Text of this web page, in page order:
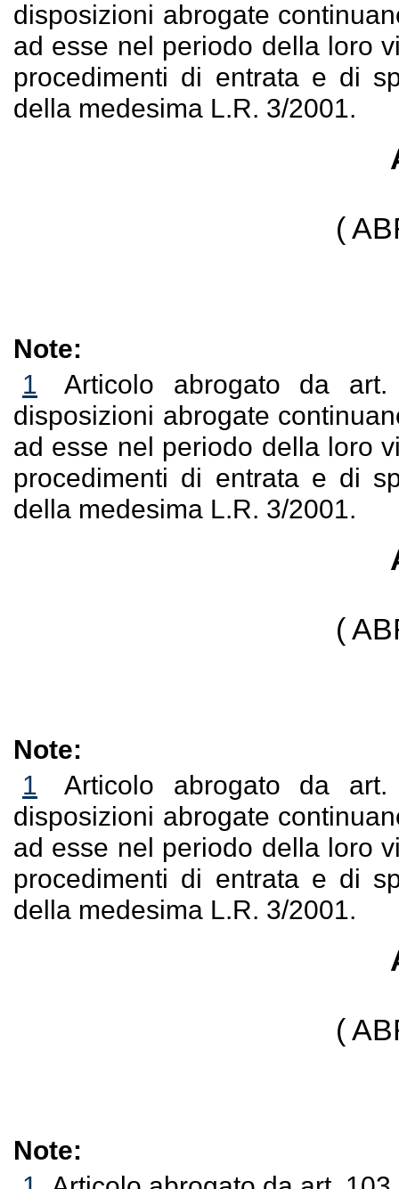
disposizioni abrogate
ad esse nel periodo della loro
procedimenti di entrata e di
della medesima L.R. 3/2001.
(
Note:
1
Articolo abrogato da
disposizioni abrogate
ad esse nel periodo della loro
procedimenti di entrata e di
della medesima L.R. 3/2001.
(
Note:
1
Articolo abrogato da
disposizioni abrogate
ad esse nel periodo della loro
procedimenti di entrata e di
della medesima L.R. 3/2001.
(
Note: